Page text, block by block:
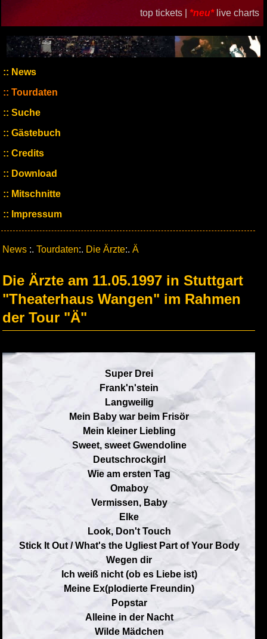
top tickets | *neu* live charts
News
Tourdaten
Suche
Gästebuch
Credits
Download
Mitschnitte
Impressum
News :. Tourdaten:. Die Ärzte:. Ä
Die Ärzte am 11.05.1997 in Stuttgart
"Theaterhaus Wangen" im Rahmen
der Tour "Ä"
Super Drei
Frank'n'stein
Langweilig
Mein Baby war beim Frisör
Mein kleiner Liebling
Sweet, sweet Gwendoline
Deutschrockgirl
Wie am ersten Tag
Omaboy
Vermissen, Baby
Elke
Look, Don't Touch
Stick It Out / What's the Ugliest Part of Your Body
Wegen dir
Ich weiß nicht (ob es Liebe ist)
Meine Ex(plodierte Freundin)
Popstar
Alleine in der Nacht
Wilde Mädchen